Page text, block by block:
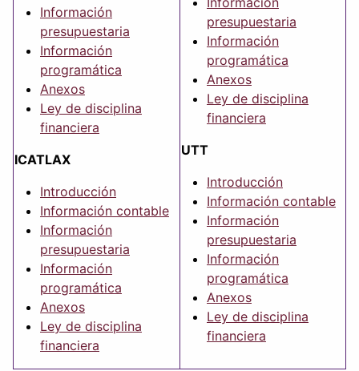
Información
presupuestaria
Información
programática
Anexos
Ley de disciplina
financiera
ICATLAX
Introducción
Información contable
Información
presupuestaria
Información
programática
Anexos
Ley de disciplina
financiera
presupuestaria
Información
programática
Anexos
Ley de disciplina
financiera
UTT
Introducción
Información contable
Información
presupuestaria
Información
programática
Anexos
Ley de disciplina
financiera